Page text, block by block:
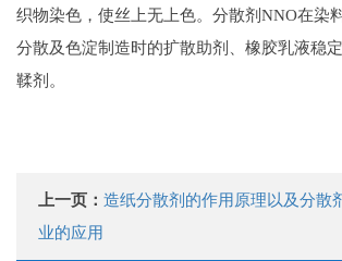
织物染色，使丝上无上色。分散剂NNO在染
分散及色淀制造时的扩散助剂、橡胶乳液稳
鞣剂。
上一页： 造纸分散剂的作用原理以及分散
业的应用